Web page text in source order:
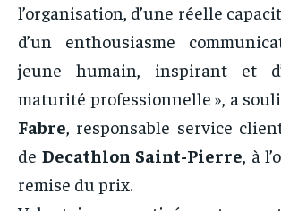
l’organisation, d’une réelle
d’un enthousiasme
jeune humain, inspirant et
maturité professionnelle », a
Fabre , responsable service
de Decathlon Saint-Pierre , à
remise du prix.